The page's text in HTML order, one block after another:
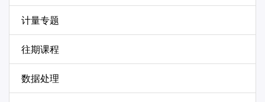
计量专题
往期课程
数据处理